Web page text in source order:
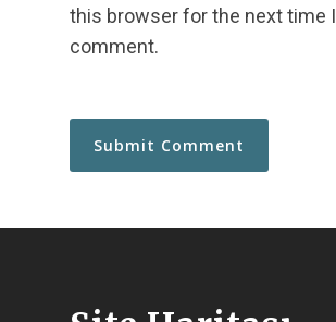
this browser for the next time I
comment.